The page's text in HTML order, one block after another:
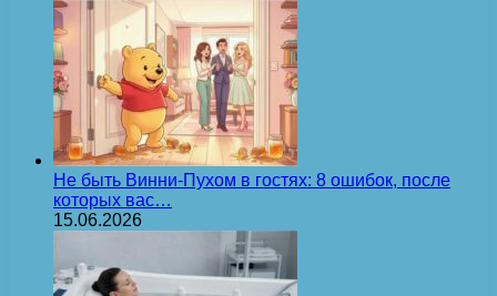
Не быть Винни-Пухом в гостях: 8 ошибок, после
которых вас…
15.06.2026